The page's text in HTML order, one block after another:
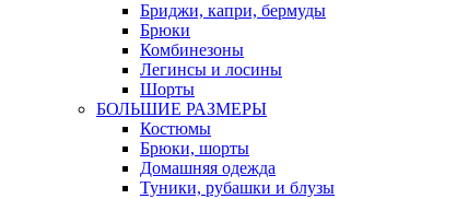
Бриджи, капри, бермуды
Брюки
Комбинезоны
Легинсы и лосины
Шорты
БОЛЬШИЕ РАЗМЕРЫ
Костюмы
Брюки, шорты
Домашняя одежда
Туники, рубашки и блузы